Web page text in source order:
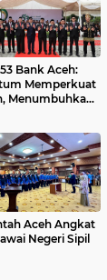
Bank Aceh:
Memperkuat
Menumbuhkan
Aceh Angkat
Negeri Sipil